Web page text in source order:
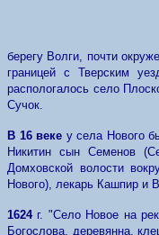
берегу Волги, почти
границей с Тверским
распологалось село
Сучок.
В 16 веке у села Нового
Никитин сын Семенов
Домховской волости
Нового), лекарь Кашпир и
1624г. "Село Новое на
Богослова, деревянна,